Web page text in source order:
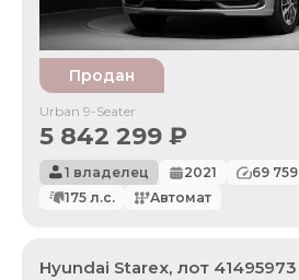
Продан
Urban 9-Seater
5 842 299 ₽
1 владелец 2021 69 759
175 л.с. Автомат
Hyundai Starex, лот 41495973